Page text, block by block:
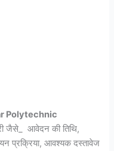
Polytechnic
जैसे_ आवेदन की तिथि,
प्रक्रिया, आवश्यक दस्तावेज